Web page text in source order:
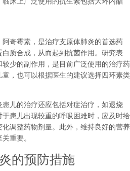
奇霉素，是治疗支原体肺炎的首选药
质合成，从而起到抗菌作用。研究表
少的副作用，是目前广泛使用的治疗药
，也可以根据医生的建议选择四环素类
儿的治疗还应包括对症治疗，如退烧
患儿出现较重的呼吸困难时，应及时给
调整药物剂量。此外，维持良好的营养
重要。
的预防措施